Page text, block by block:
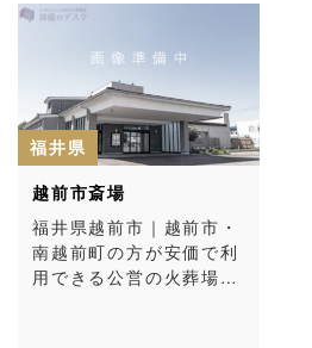
福井県
越前市斎場
福井県越前市｜越前市・
南越前町の方が安価で利
用できる公営の火葬場…